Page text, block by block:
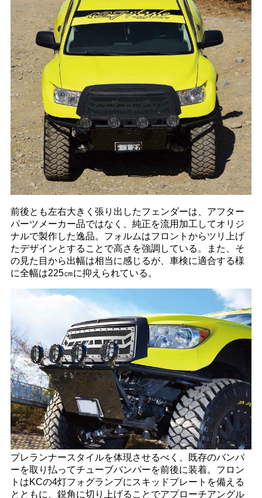
前後とも左右大きく張り出したフェンダーは、アフター
パーツメーカー品ではなく、純正を流用加工してオリジ
ナルで製作した逸品。フォルムはフロントからツリ上げ
たデザインとすることで高さを強調している。また、そ
の見た目から出幅は相当に感じるが、車検に適合する様
に全幅は225㎝に抑えられている。
プレランナースタイルを体現させるべく、既存のバンパ
ーを取り払ってチューブバンパーを前後に装着。フロン
トはKCの4灯フォグランプにスキッドプレートを備える
とともに、鋭角に切り上げることでアプローチアングル